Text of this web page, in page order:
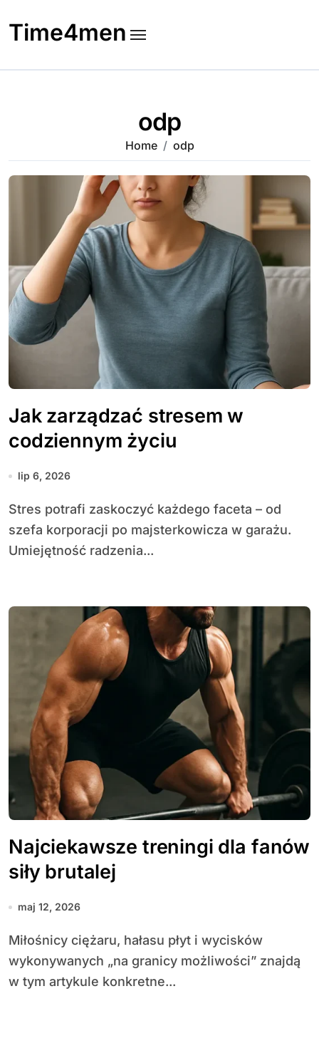
to
content
Time4men
odp
Home odp
Jak zarządzać stresem w
codziennym życiu
lip 6, 2026
Stres potrafi zaskoczyć każdego faceta – od
szefa korporacji po majsterkowicza w garażu.
Umiejętność radzenia...
Najciekawsze treningi dla fanów
siły brutalej
maj 12, 2026
Miłośnicy ciężaru, hałasu płyt i wycisków
wykonywanych „na granicy możliwości” znajdą
w tym artykule konkretne...